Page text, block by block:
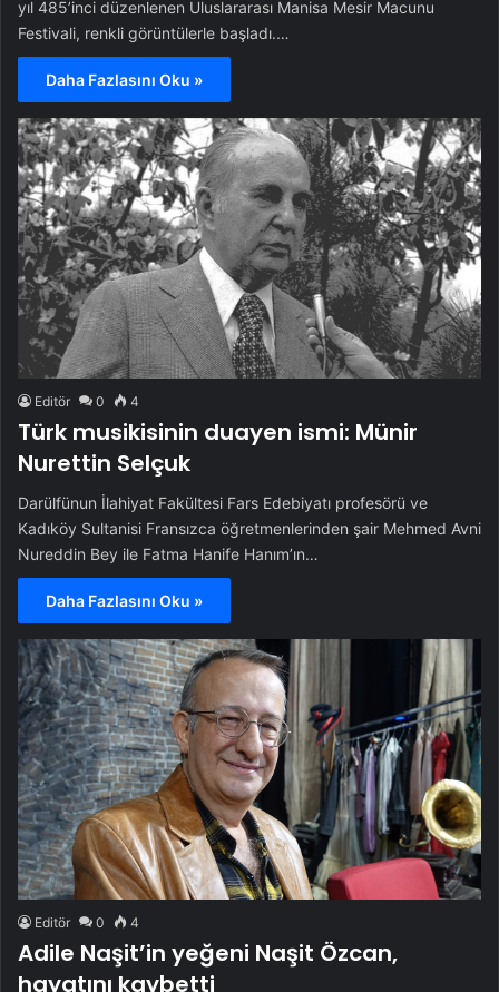
yıl 485’inci düzenlenen Uluslararası Manisa Mesir Macunu
Festivali, renkli görüntülerle başladı.…
Daha Fazlasını Oku »
Editör 0 4
Türk musikisinin duayen ismi: Münir
Nurettin Selçuk
Darülfünun İlahiyat Fakültesi Fars Edebiyatı profesörü ve
Kadıköy Sultanisi Fransızca öğretmenlerinden şair Mehmed Avni
Nureddin Bey ile Fatma Hanife Hanım’ın…
Daha Fazlasını Oku »
Editör 0 4
Adile Naşit’in yeğeni Naşit Özcan,
hayatını kaybetti